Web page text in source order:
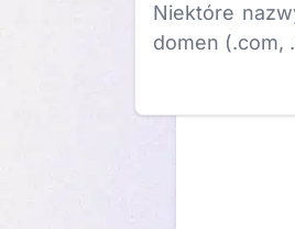
Niektóre
domen (.com,